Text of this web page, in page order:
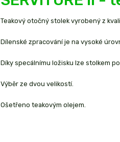
Teakový otočný stolek vyrobený z
Dílenské zpracování je na vysoké
Díky specálnímu ložisku lze stolkem
Výběr ze dvou velikostí.
Ošetřeno teakovým olejem.